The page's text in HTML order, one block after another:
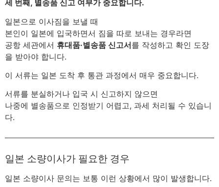
세 번째, 별송품 신고 여부가 중요합니다.
일본으로 이사짐을 보낼 때
본인이 일본에 입국하면서 짐을 따로 보내는 경우라면
공항 세관에서 휴대품·별송품 신고서를 작성하고 확인 도장
을 받아야 합니다.
이 서류는 일본 도착 후 통관 과정에서 매우 중요합니다.
서류를 분실하거나 입국 시 신고하지 않으면
나중에 별송품으로 인정받기 어렵고, 과세 처리될 수 있습니
다.
일본 소량이사가 필요한 경우
일본 소량이사 문의는 보통 이런 상황에서 많이 발생합니다.